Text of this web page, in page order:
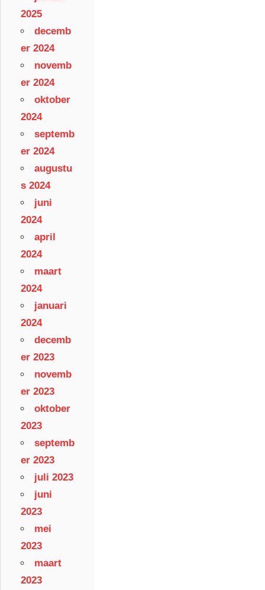
2025
decemb
er 2024
novemb
er 2024
oktober
2024
septemb
er 2024
augustu
s 2024
juni
2024
april
2024
maart
2024
januari
2024
decemb
er 2023
novemb
er 2023
oktober
2023
septemb
er 2023
juli 2023
juni
2023
mei
2023
maart
2023